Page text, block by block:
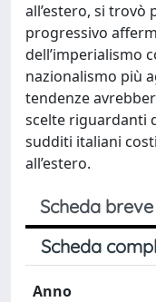
all’estero, si trovò
progressivo
dell’imperialismo
nazionalismo più
tendenze
scelte riguardanti
sudditi italiani
all’estero.
Scheda breve
Scheda
Anno